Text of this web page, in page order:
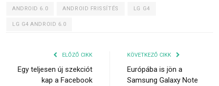
ANDROID 6.0 ANDROID FRISSÍTÉS LG G4
LG G4 ANDROID 6.0
ELŐZŐ CIKK
Egy teljesen új szekciót
kap a Facebook
KÖVETKEZŐ CIKK
Európába is jön a
Samsung Galaxy Note